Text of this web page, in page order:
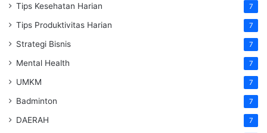
Tips Kesehatan Harian 7
Tips Produktivitas Harian 7
Strategi Bisnis 7
Mental Health 7
UMKM 7
Badminton 7
DAERAH 7